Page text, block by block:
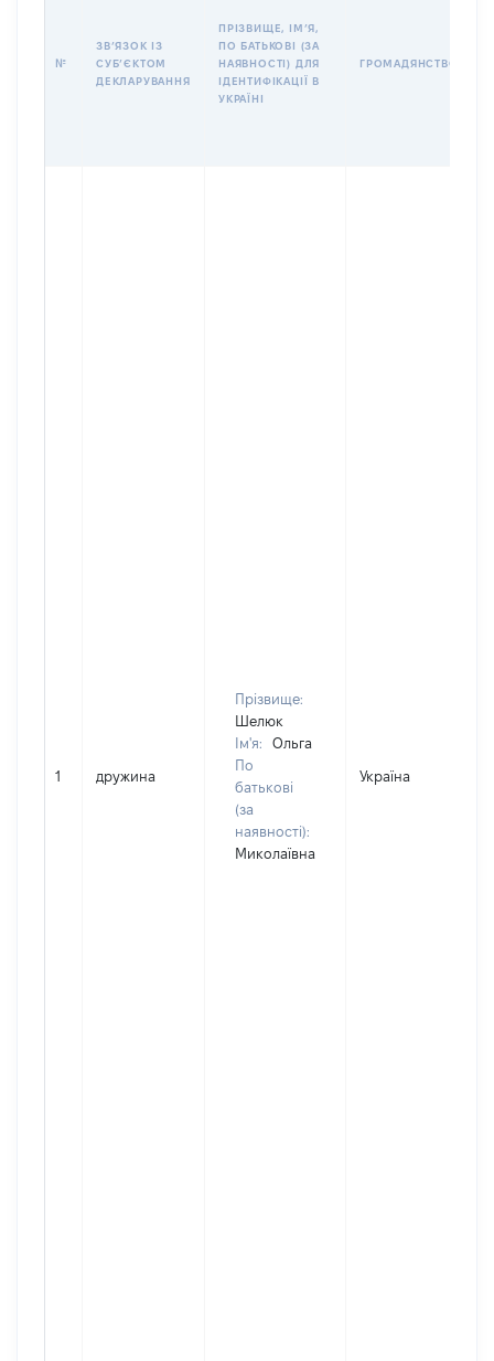
№
ЗВʼЯЗОК ІЗ
СУБʼЄКТОМ
ДЕКЛАРУВАННЯ
ПРІЗВИЩЕ, ІМʼЯ,
ПО БАТЬКОВІ (ЗА
НАЯВНОСТІ) ДЛЯ
ІДЕНТИФІКАЦІЇ В
УКРАЇНІ
ГРОМАДЯНСТВО
1 дружина
Прізвище:
Шелюк
Ім'я:
Ольга
По
батькові
(за
наявності):
Миколаївна
Україна